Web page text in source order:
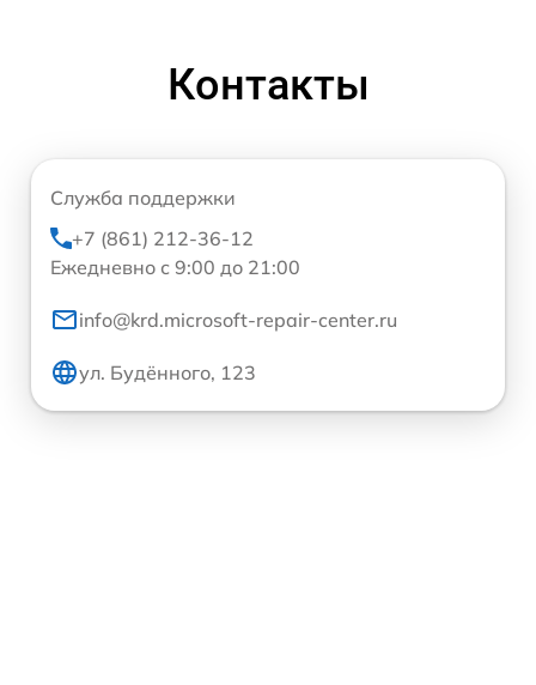
Контакты
Служба поддержки
+7 (861) 212-36-12
Ежедневно с 9:00 до 21:00
info@krd.microsoft-repair-center.ru
ул. Будённого, 123